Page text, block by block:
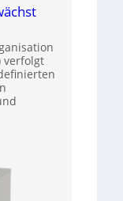
verfolgt